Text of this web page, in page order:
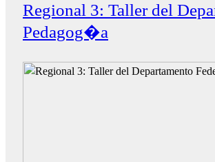
Regional 3: Taller del
Pedagog�a